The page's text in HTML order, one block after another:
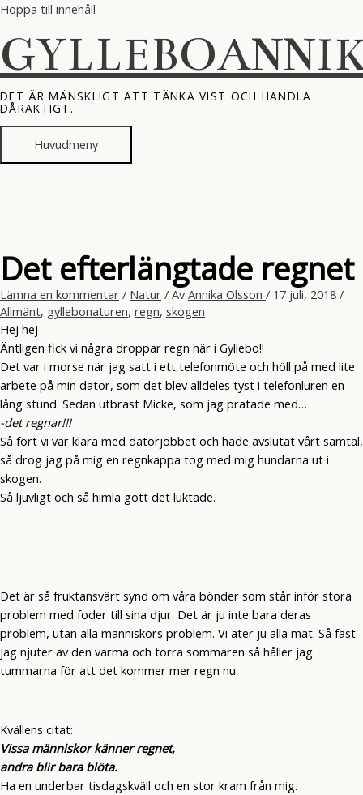
Hoppa till innehåll
DET ÄR MÄNSKLIGT ATT TÄNKA VIST OCH HANDLA
DÅRAKTIGT.
Huvudmeny
Det efterlängtade regnet
Lämna en kommentar / Natur / Av Annika Olsson / 17 juli, 2018 /
Allmänt, gyllebonaturen, regn, skogen
Hej hej
Äntligen fick vi några droppar regn här i Gyllebo!!
Det var i morse när jag satt i ett telefonmöte och höll på med lite
arbete på min dator, som det blev alldeles tyst i telefonluren en
lång stund. Sedan utbrast Micke, som jag pratade med…
-det regnar!!!
Så fort vi var klara med datorjobbet och hade avslutat vårt samtal,
så drog jag på mig en regnkappa tog med mig hundarna ut i
skogen.
Så ljuvligt och så himla gott det luktade.
Det är så fruktansvärt synd om våra bönder som står inför stora
problem med foder till sina djur. Det är ju inte bara deras
problem, utan alla människors problem. Vi äter ju alla mat. Så fast
jag njuter av den varma och torra sommaren så håller jag
tummarna för att det kommer mer regn nu.
Kvällens citat:
Vissa människor känner regnet,
andra blir bara blöta.
Ha en underbar tisdagskväll och en stor kram från mig.